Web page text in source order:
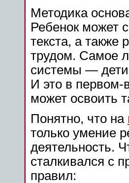
Методика
Ребенок может
текста, а также
трудом. Самое
системы —
И это в первом-
может освоить
Понятно, что на
только умение
деятельность.
сталкивался с
правил: